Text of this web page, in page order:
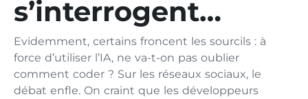
s’interrogent…
Evidemment, certains froncent les sourcils : à
force d’utiliser l’IA, ne va-t-on pas oublier
comment coder ? Sur les réseaux sociaux, le
débat enfle. On craint que les développeurs